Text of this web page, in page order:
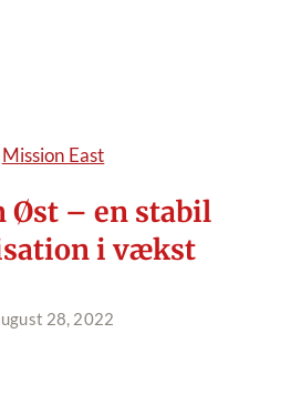
Mission East
Øst – en stabil
i vækst
28, 2022